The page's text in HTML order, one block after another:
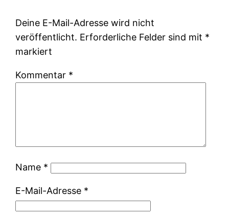
Deine E-Mail-Adresse wird nicht
veröffentlicht. Erforderliche Felder sind mit *
markiert
Kommentar *
Name *
E-Mail-Adresse *